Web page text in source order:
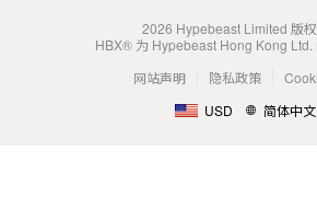
2026 Hypebeast Limited 版
HBX® 为 Hypebeast Hong Kong Ltd.
网站声明
隐私政策
USD
简体中文